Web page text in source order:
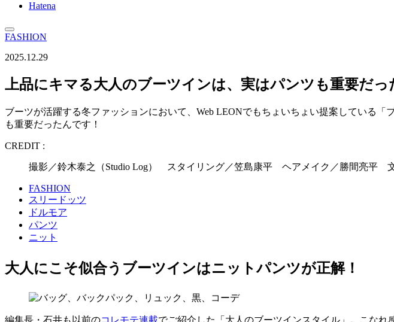
Hatena
FASHION
2025.12.29
上品にキマる大人のブーツインは、実はパンツも重要だっ
ブーツが活躍する冬ファッションにおいて、Web LEONでもちょいちょい提案している
も重要だったんです！
CREDIT :
撮影／鈴木泰之（Studio Log） スタイリング／笠島康平 ヘアメイク／勝間亮平
FASHION
スリードッツ
ドルモア
パンツ
ニット
大人にこそ似合うブーツインはニットパンツが正解！
編集長・石井も以前のコレモテ連載でご紹介した「大人のブーツインスタイル」。こな